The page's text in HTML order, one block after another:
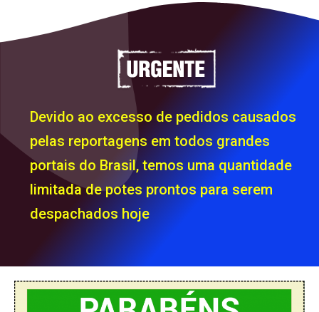
Devido ao excesso de pedidos causados
pelas reportagens em todos grandes
portais do Brasil, temos uma quantidade
limitada de potes prontos para serem
despachados hoje